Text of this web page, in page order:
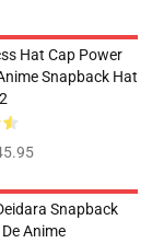
Hat Cap Power
Snapback Hat
Snapback
Anime